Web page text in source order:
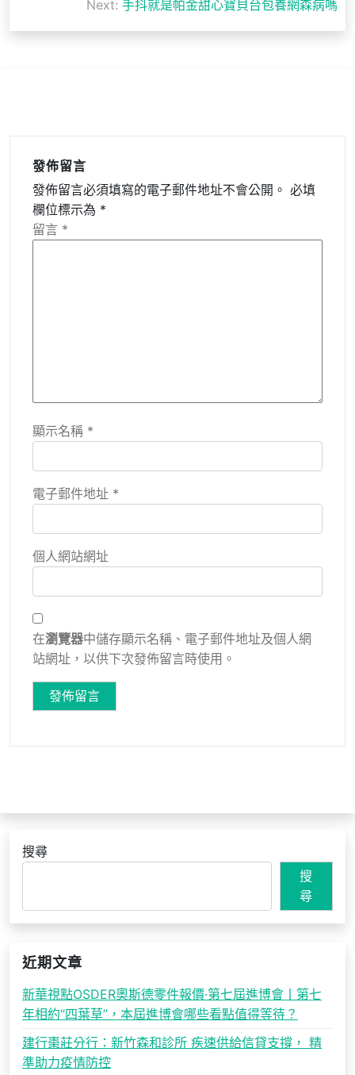
覽
Next: 手抖就是帕金甜心寶貝台包養網森病嗎
發佈留言
發佈留言必須填寫的電子郵件地址不會公開。 必填
欄位標示為 *
留言 *
顯示名稱 *
電子郵件地址 *
個人網站網址
在瀏覽器中儲存顯示名稱、電子郵件地址及個人網
站網址，以供下次發佈留言時使用。
搜尋
搜
尋
近期文章
新華視點OSDER奧斯德零件報價·第七屆進博會丨第七
年相約“四葉草”，本屆進博會哪些看點值得等待？
建行棗莊分行：新竹森和診所 疾速供給信貸支撐， 精
準助力疫情防控